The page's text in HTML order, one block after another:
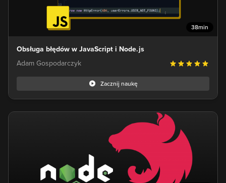
38min
Obsługa błędów w JavaScript i Node.js
Adam Gospodarczyk
Zacznij naukę